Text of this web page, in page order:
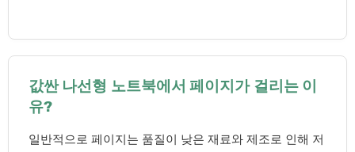
값싼 나선형 노트북에서 페이지가 걸리는 이
유?
일반적으로 페이지는 품질이 낮은 재료와 제조로 인해 저